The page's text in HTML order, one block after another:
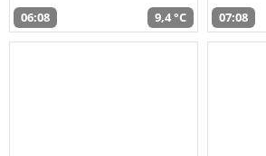
06:08 9,4 °C 07:08